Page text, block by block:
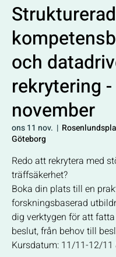
och
rekrytering -
november
ons 11 nov.
  |
Göteborg
Redo att rekrytera med
träffsäkerhet?
Boka din plats till en
forskningsbaserad
dig verktygen för att
beslut, från behov till
Kursdatum: 11/11-12/11